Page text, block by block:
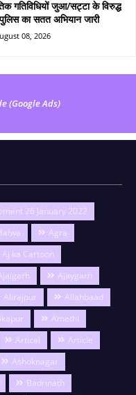
गतिविधियों जुआ/सट्टा के विरुद्ध
का सतत अभियान जारी
08, 2026
(Google Ads)
26 January 2022
Agra
Aj ka Cartoon
Ajaygarh
Alirajpur
Allahbaad
Amethi
Artical
Article
Ashoknagar
Badrinath